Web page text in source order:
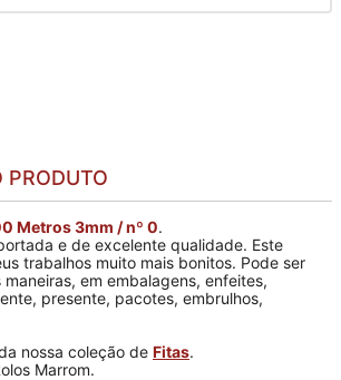
PRODUTO
Metros 3mm / nº 0.
e de excelente qualidade. Este
trabalhos muito mais bonitos. Pode ser
em embalagens, enfeites,
presente, pacotes, embrulhos,
nossa coleção de Fitas.
Marrom.